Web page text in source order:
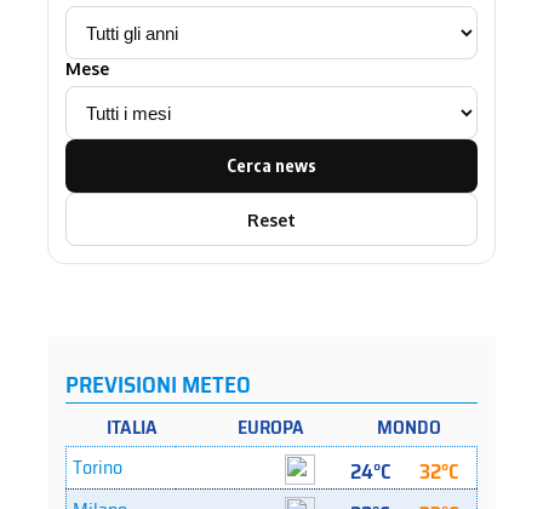
Mese
Cerca news
Reset